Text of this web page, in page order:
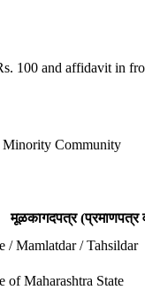
100 and affidavit in
Community
मूळकागदपत्र (प्रमाणपत्र
/ Mamlatdar / Tahsildar
of Maharashtra State